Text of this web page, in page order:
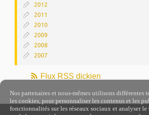
2012
2011
2010
2009
2008
2007
Flux RSS dickien
Nos partenaires et nous-mêmes utilisons différentes
les cookies, pour personnaliser les contenus et les
fonctionnalités sur les réseaux sociaux et analyser